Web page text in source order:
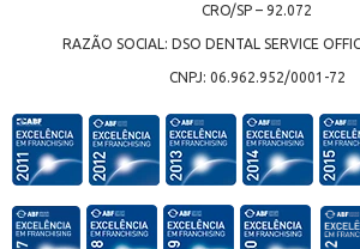
CRO/SP – 92.072
RAZÃO SOCIAL: DSO DENTAL SERVICE
CNPJ: 06.962.952/0001-72